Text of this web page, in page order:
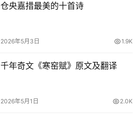
仓央嘉措最美的十首诗
2026年5月3日 1.9K
千年奇文《寒窑赋》原文及翻译
2026年5月1日 2.0K